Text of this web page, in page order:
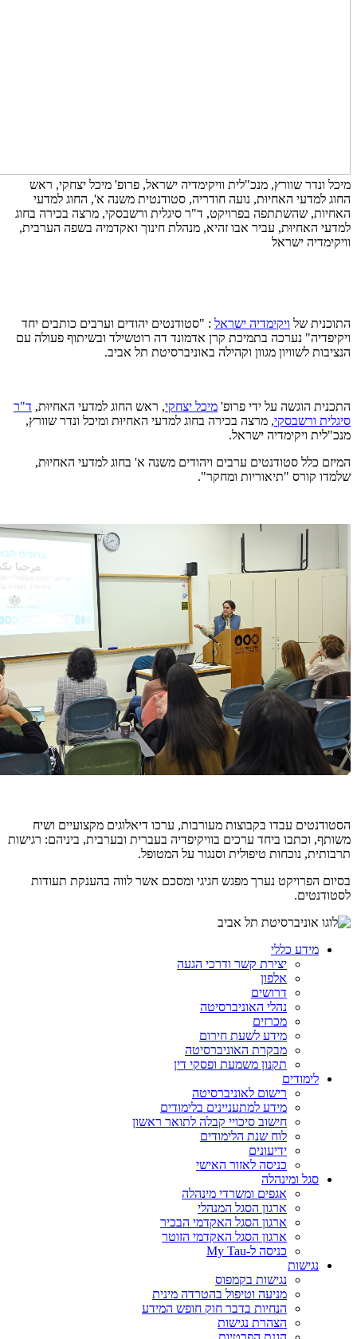
מיכל ונדר שוורץ, מנכ"לית וויקימדיה ישראל, פרופ' מיכל יצחקי, ראש
החוג למדעי האחיוּת, נועה חודריה, סטודנטית משנה א', החוג למדעי
האחיות, שהשתתפה בפרויקט, ד"ר סיגלית ורשבסקי, מרצה בכירה בחוג
למדעי האחיוּת, עביר אבו זהיא, מנהלת חינוך ואקדמיה בשפה הערבית,
וויקימדיה ישראל
התוכנית של ויקימדיה ישראל : "סטודנטים יהודים וערבים כותבים יחד
ויקיפדיה" נערכה בתמיכת קרן אדמונד דה רוטשילד ובשיתוף פעולה עם
הנציבות לשוויון מגוון וקהילה באוניברסיטת תל אביב.
התכנית הוגשה על ידי פרופ' מיכל יצחקי, ראש החוג למדעי האחיוּת, ד"ר
סיגלית ורשבסקי, מרצה בכירה בחוג למדעי האחיוּת ומיכל ונדר שוורץ,
מנכ"לית ויקימדיה ישראל.
המיזם כלל סטודנטים ערבים ויהודים משנה א' בחוג למדעי האחיוּת,
שלמדו קורס "תיאוריות ומחקר".
הסטודנטים עבדו בקבוצות מעורבות, ערכו דיאלוגים מקצועיים ושיח
משותף, וכתבו ביחד ערכים בוויקיפדיה בעברית ובערבית, ביניהם: רגישות
תרבותית, נוכחות טיפולית וסנגור על המטופל.
בסיום הפרויקט נערך מפגש חגיגי ומסכם אשר לווה בהענקת תעודות
לסטודנטים.
מידע כללי
יצירת קשר ודרכי הגעה
אלפון
דרושים
נהלי האוניברסיטה
מכרזים
מידע לשעת חירום
מבקרת האוניברסיטה
תקנון משמעת ופסקי דין
לימודים
רישום לאוניברסיטה
מידע למתעניינים בלימודים
חישוב סיכויי קבלה לתואר ראשון
לוח שנת הלימודים
ידיעונים
כניסה לאזור האישי
סגל ומינהלה
אגפים ומשרדי מינהלה
ארגון הסגל המנהלי
ארגון הסגל האקדמי הבכיר
ארגון הסגל האקדמי הזוטר
כניסה ל-My Tau
נגישות
נגישות בקמפוס
מניעה וטיפול בהטרדה מינית
הנחיות בדבר חוק חופש המידע
הצהרת נגישות